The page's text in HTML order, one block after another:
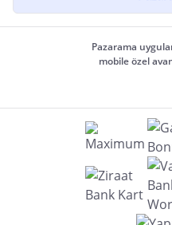
Pazarama
mobile özel